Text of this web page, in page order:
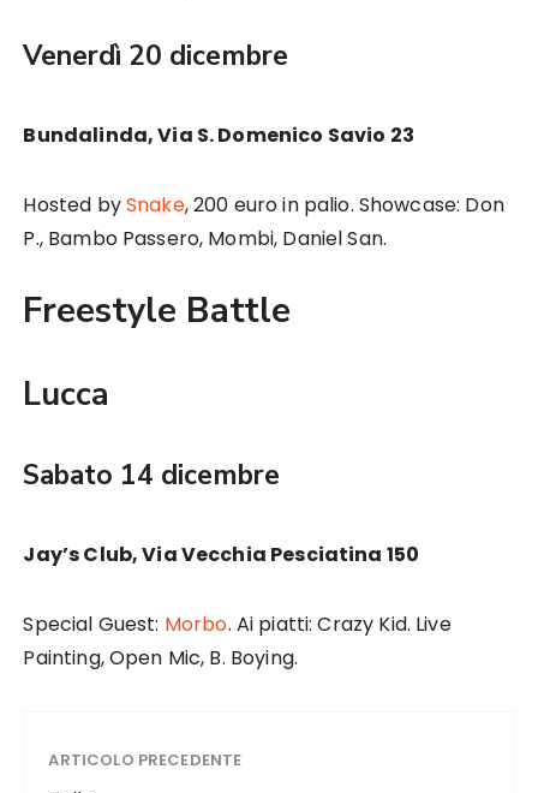
Venerdì 20 dicembre
Bundalinda, Via S. Domenico Savio 23
Hosted bySnake, 200 euro in palio. Showcase: Don
P., Bambo Passero, Mombi, Daniel San.
Freestyle Battle
Lucca
Sabato 14 dicembre
Jay’s Club, Via Vecchia Pesciatina 150
Special Guest: Morbo. Ai piatti: Crazy Kid. Live
Painting, Open Mic, B. Boying.
ARTICOLO PRECEDENTE